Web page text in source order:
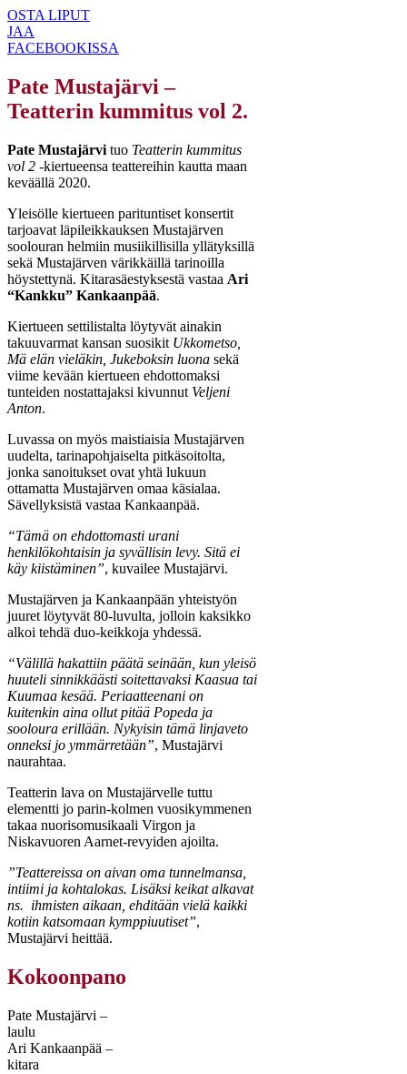
OSTA LIPUT
JAA
FACEBOOKISSA
Pate Mustajärvi –
Teatterin kummitus vol 2.
Pate Mustajärvi tuo Teatterin kummitus
vol 2 -kiertueensa teattereihin kautta maan
keväällä 2020.
Yleisölle kiertueen parituntiset konsertit
tarjoavat läpileikkauksen Mustajärven
soolouran helmiin musiikillisilla yllätyksillä
sekä Mustajärven värikkäillä tarinoilla
höystettynä. Kitarasäestyksestä vastaa Ari
“Kankku” Kankaanpää.
Kiertueen settilistalta löytyvät ainakin
takuuvarmat kansan suosikit Ukkometso,
Mä elän vieläkin, Jukeboksin luona sekä
viime kevään kiertueen ehdottomaksi
tunteiden nostattajaksi kivunnut Veljeni
Anton.
Luvassa on myös maistiaisia Mustajärven
uudelta, tarinapohjaiselta pitkäsoitolta,
jonka sanoitukset ovat yhtä lukuun
ottamatta Mustajärven omaa käsialaa.
Sävellyksistä vastaa Kankaanpää.
“Tämä on ehdottomasti urani
henkilökohtaisin ja syvällisin levy. Sitä ei
käy kiistäminen”, kuvailee Mustajärvi.
Mustajärven ja Kankaanpään yhteistyön
juuret löytyvät 80-luvulta, jolloin kaksikko
alkoi tehdä duo-keikkoja yhdessä.
“Välillä hakattiin päätä seinään, kun yleisö
huuteli sinnikkäästi soitettavaksi Kaasua tai
Kuumaa kesää. Periaatteenani on
kuitenkin aina ollut pitää Popeda ja
sooloura erillään. Nykyisin tämä linjaveto
onneksi jo ymmärretään”, Mustajärvi
naurahtaa.
Teatterin lava on Mustajärvelle tuttu
elementti jo parin-kolmen vuosikymmenen
takaa nuorisomusikaali Virgon ja
Niskavuoren Aarnet-revyiden ajoilta.
”Teattereissa on aivan oma tunnelmansa,
intiimi ja kohtalokas. Lisäksi keikat alkavat
ns. ihmisten aikaan, ehditään vielä kaikki
kotiin katsomaan kymppiuutiset”,
Mustajärvi heittää.
Kokoonpano
Pate Mustajärvi –
laulu
Ari Kankaanpää –
kitara